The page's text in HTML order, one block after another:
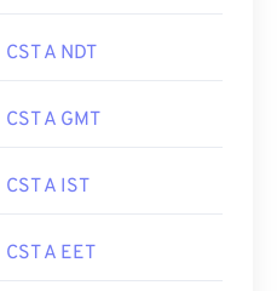
CST A NDT
CST A GMT
CST A IST
CST A EET